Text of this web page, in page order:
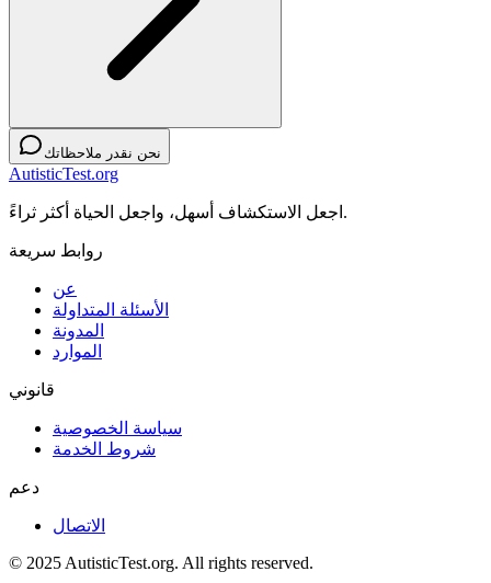
نحن نقدر ملاحظاتك
AutisticTest.org
اجعل الاستكشاف أسهل، واجعل الحياة أكثر ثراءً.
روابط سريعة
عن
الأسئلة المتداولة
المدونة
الموارد
قانوني
سياسة الخصوصية
شروط الخدمة
دعم
الاتصال
© 2025 AutisticTest.org. All rights reserved.